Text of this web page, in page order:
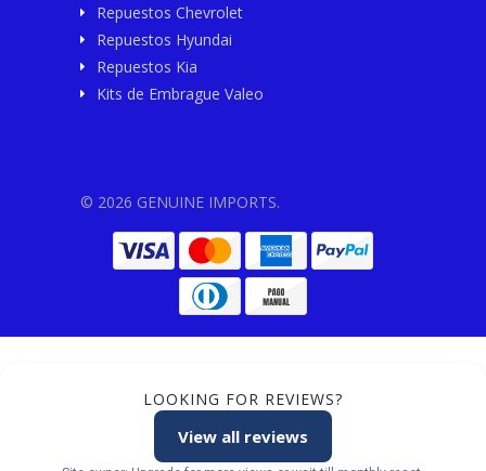
Repuestos Chevrolet
Repuestos Hyundai
Repuestos Kia
Kits de Embrague Valeo
© 2026 GENUINE IMPORTS.
LOOKING FOR REVIEWS?
View all reviews